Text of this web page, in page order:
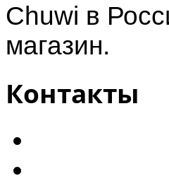
Chuwi в
магазин.
Контакты